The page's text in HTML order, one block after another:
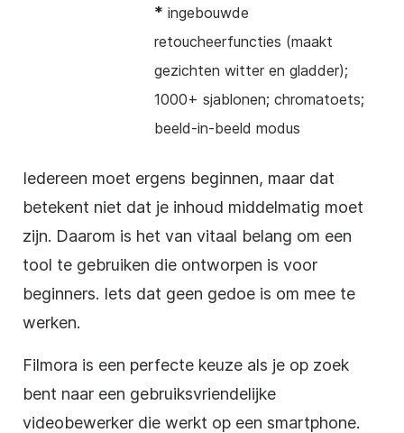
* ingebouwde
retoucheerfuncties (maakt
gezichten witter en gladder);
1000+ sjablonen; chromatoets;
beeld-in-beeld modus
Iedereen moet ergens beginnen, maar dat
betekent niet dat je inhoud middelmatig moet
zijn. Daarom is het van vitaal belang om een
tool te gebruiken die ontworpen is voor
beginners. Iets dat geen gedoe is om mee te
werken.
Filmora is een perfecte keuze als je op zoek
bent naar een gebruiksvriendelijke
videobewerker die werkt op een smartphone.